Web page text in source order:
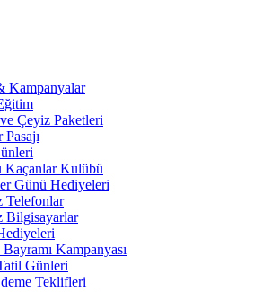
Kampanyalar
Çeyiz Paketleri
Pasajı
Kaçanlar Kulübü
Günü Hediyeleri
Telefonlar
Bilgisayarlar
Kampanyası
Günleri
Teklifleri